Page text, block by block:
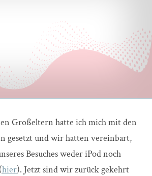
Großeltern hatte ich mich mit den
gesetzt und wir hatten vereinbart,
Besuches weder iPod noch
hier). Jetzt sind wir zurück gekehrt